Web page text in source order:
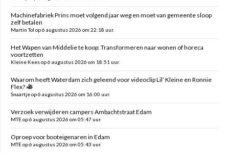
Machinefabriek Prins moet volgend jaar weg en moet van gemeente sloop
zelf betalen
Martin Tol op 6 augustus 2026 om 22:18 uur.
Het Wapen van Middelie te koop: Transformeren naar wonen of horeca
voortzetten
Kleine Kees op 6 augustus 2026 om 18:51 uur.
Waarom heeft Waterdam zich geleend voor videoclip Lil’ Kleine en Ronnie
Flex?
Snaartje op 6 augustus 2026 om 16:00 uur.
Verzoek verwijderen campers Ambachtstraat Edam
MTE op 6 augustus 2026 om 05:47 uur.
Oproep voor booteigenaren in Edam
MTE op 6 augustus 2026 om 05:43 uur.